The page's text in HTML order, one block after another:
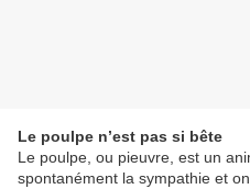
Le poulpe n’est pas si bête
Le poulpe, ou pieuvre, est un
spontanément la sympathie et